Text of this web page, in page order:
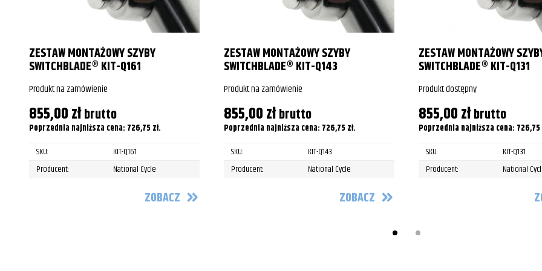
FLSTFB Fat Boy Lo/Fat Boy Special
Harley-Davidson
FLSTFB Fat Boy Lo/Fat Boy Special
Harley-Davidson
FLSTFBS Fat Boy S
Harley-Davidson
FLSTF Fat Boy
Harley-Davidson
FLSTF Fat Boy
Harley-Davidson
FLSTF Fat Boy
ZESTAW MONTAŻOWY SZYBY
SWITCHBLADE® KIT-Q161
Produkt na zamówienie
855,00złbrutto
Poprzednia najniższa cena: 726,75 zł.
SKU:
KIT-Q161
Producent:
National Cycle
ZOBACZ
ZESTAW MONTAŻOWY SZYBY
SWITCHBLADE® KIT-Q143
Produkt na zamówienie
855,00złbrutto
Poprzednia najniższa cena: 726,75 zł.
SKU:
KIT-Q143
Producent:
National Cycle
ZOBACZ
ZESTAW MONTAŻOWY
SWITCHBLADE® KIT-Q131
Produkt dostępny
855,00złbrutto
Poprzednia najniższa cena: 726,75
SKU:
KIT-Q131
Producent:
National